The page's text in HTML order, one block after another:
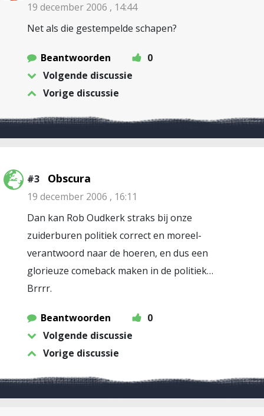
19 december 2006 , 14:44
Net als die gestempelde schapen?
Beantwoorden
0
Volgende discussie
Vorige discussie
#3 Obscura
19 december 2006 , 16:11
Dan kan Rob Oudkerk straks bij onze
zuiderburen politiek correct en moreel-
verantwoord naar de hoeren, en dus een
glorieuze comeback maken in de politiek…
Brrrr.
Beantwoorden
0
Volgende discussie
Vorige discussie